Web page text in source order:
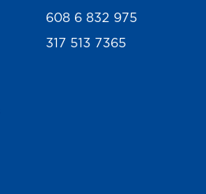
608 6 832 975
317 513 7365